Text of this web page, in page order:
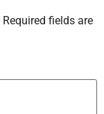
Required fields are